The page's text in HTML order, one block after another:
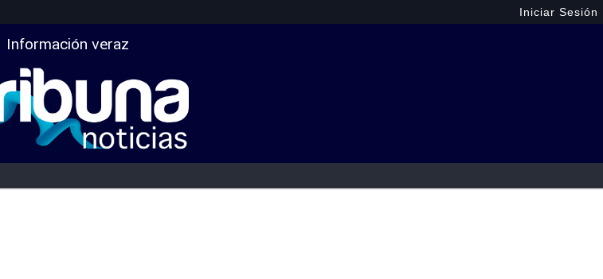
Iniciar Sesión
Información veraz